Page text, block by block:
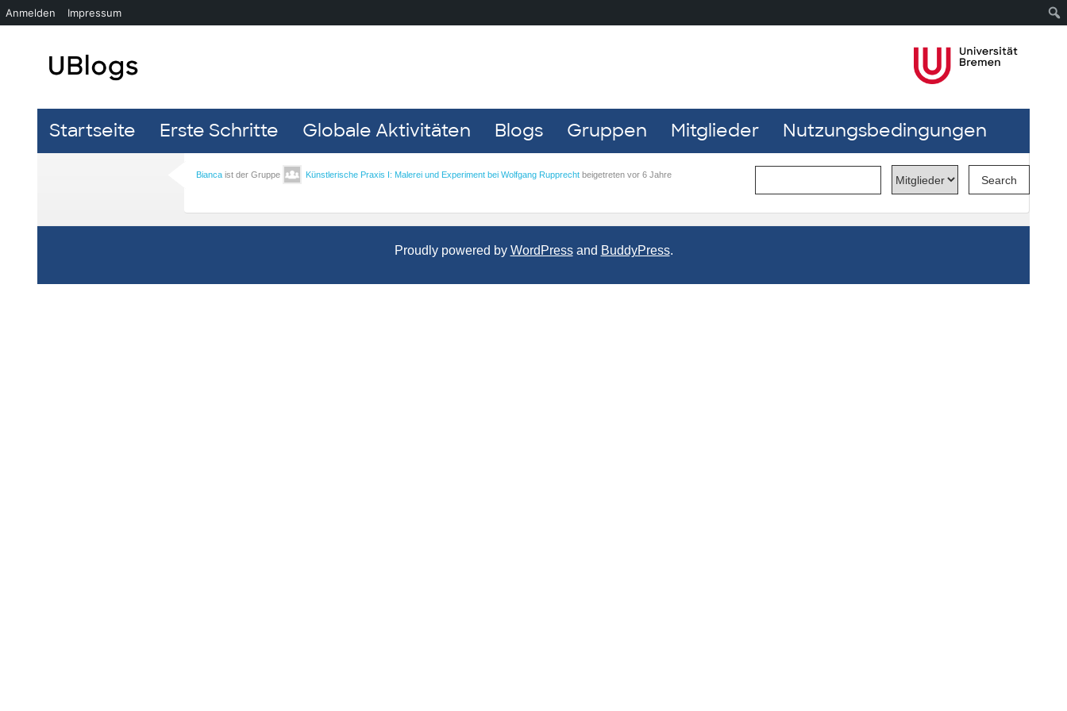
Startseite Erste Schritte Globale Aktivitäten Blogs Gruppen Mitglieder Nutzungsbedingungen
Bianca ist der Gruppe Künstlerische Praxis I: Malerei und Experiment bei Wolfgang Rupprecht beigetreten vor 6 Jahre
Proudly powered by WordPressand BuddyPress.
Anmelden Impressum